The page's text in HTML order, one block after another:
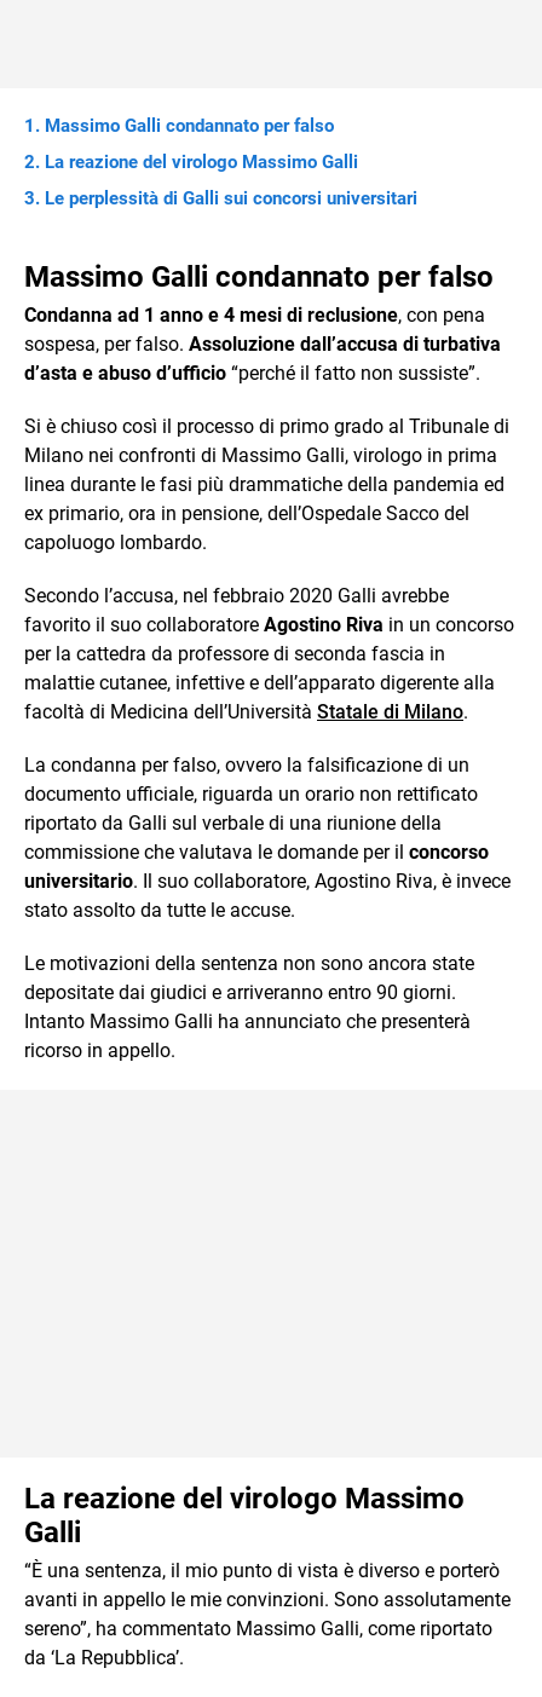
Massimo Galli condannato per falso
La reazione del virologo Massimo Galli
Le perplessità di Galli sui concorsi universitari
Massimo Galli condannato per falso
Condanna ad 1 anno e 4 mesi di reclusione, con pena
sospesa, per falso. Assoluzione dall’accusa di turbativa
d’asta e abuso d’ufficio “perché il fatto non sussiste”.
Si è chiuso così il processo di primo grado al Tribunale di
Milano nei confronti di Massimo Galli, virologo in prima
linea durante le fasi più drammatiche della pandemia ed
ex primario, ora in pensione, dell’Ospedale Sacco del
capoluogo lombardo.
Secondo l’accusa, nel febbraio 2020 Galli avrebbe
favorito il suo collaboratore Agostino Riva in un concorso
per la cattedra da professore di seconda fascia in
malattie cutanee, infettive e dell’apparato digerente alla
facoltà di Medicina dell’Università Statale di Milano.
La condanna per falso, ovvero la falsificazione di un
documento ufficiale, riguarda un orario non rettificato
riportato da Galli sul verbale di una riunione della
commissione che valutava le domande per il concorso
universitario. Il suo collaboratore, Agostino Riva, è invece
stato assolto da tutte le accuse.
Le motivazioni della sentenza non sono ancora state
depositate dai giudici e arriveranno entro 90 giorni.
Intanto Massimo Galli ha annunciato che presenterà
ricorso in appello.
La reazione del virologo Massimo
Galli
“È una sentenza, il mio punto di vista è diverso e porterò
avanti in appello le mie convinzioni. Sono assolutamente
sereno”, ha commentato Massimo Galli, come riportato
da ‘La Repubblica’.